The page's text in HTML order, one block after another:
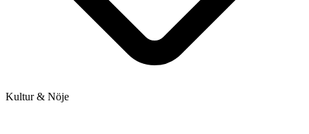
Kultur & Nöje